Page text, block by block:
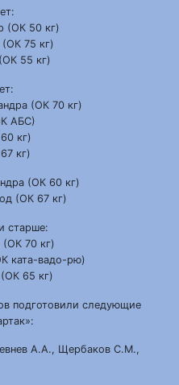
(ОК 50 кг)
75 кг)
55 кг)
(ОК 70 кг)
АБС)
кг)
кг)
(ОК 60 кг)
(ОК 67 кг)
старше:
70 кг)
ката-вадо-рю)
65 кг)
подготовили следующие
А.А., Щербаков С.М.,